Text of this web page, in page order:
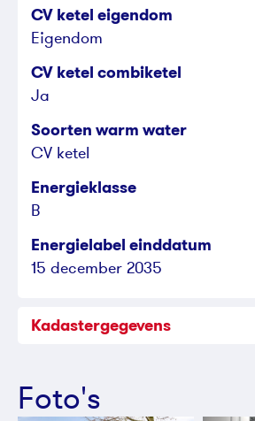
CV ketel eigendom
Eigendom
CV ketel combiketel
Ja
Soorten warm water
CV ketel
Energieklasse
B
Energielabel einddatum
15 december 2035
Kadastergegevens
Foto's